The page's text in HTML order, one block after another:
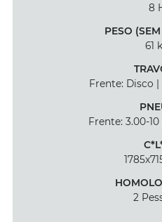
8
PESO
61
Frente: Disco
Frente: 3.00-10
2